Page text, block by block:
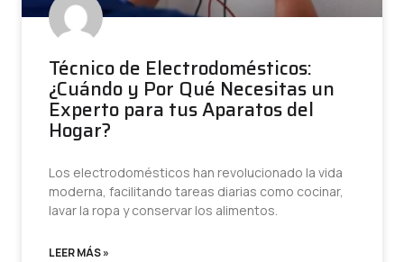
Técnico de Electrodomésticos:
¿Cuándo y Por Qué Necesitas un
Experto para tus Aparatos del
Hogar?
Los electrodomésticos han revolucionado la vida
moderna, facilitando tareas diarias como cocinar,
lavar la ropa y conservar los alimentos.
LEER MÁS »